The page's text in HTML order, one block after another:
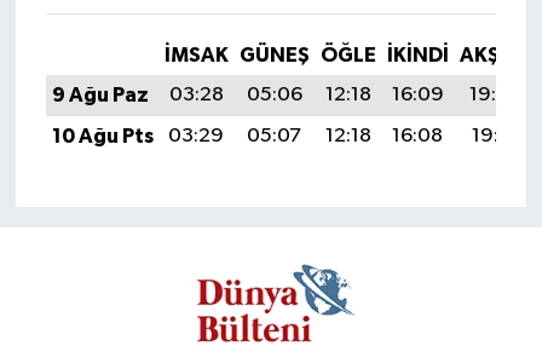
İMSAK GÜNEŞ ÖĞLE İKINDI
AKŞAM
9 Ağu Paz
03:28 05:06 12:18 16:09
19:20
10 Ağu Pts
03:29 05:07 12:18 16:08 19:19